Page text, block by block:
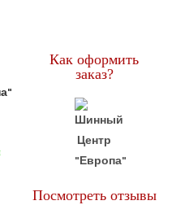
Как оформить
заказ?
Посмотреть отзывы